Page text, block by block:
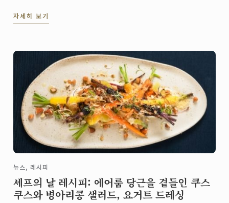
을 장식한 다크 초콜릿 쉐이빙이 어우러져 가벼우면서도 깊
자세히 보기
뉴스, 레시피
셰프의 날 레시피: 에어룸 당근을 곁들인 쿠스
쿠스와 병아리콩 샐러드, 요거트 드레싱